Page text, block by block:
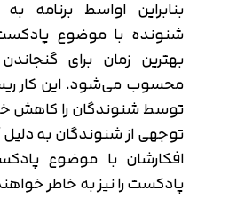
بنابراین اواسط برنامه
شنونده با موضوع
بهترین زمان برای
محسوب می‌شود. این کار
توسط شنوندگان را کاهش
توجهی از شنوندگان به
افکارشان با موضوع
پادکست را نیز به خاطر